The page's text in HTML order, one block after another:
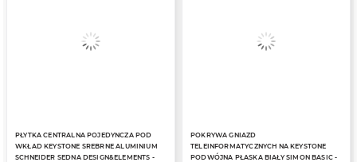
PŁYTKA CENTRALNA POJEDYNCZA POD
WKŁAD KEYSTONE SREBRNE ALUMINIUM
SCHNEIDER SEDNA DESIGN&ELEMENTS -
POKRYWA GNIAZD
TELEINFORMATYCZNYCH NA KEYSTONE
PODWÓJNA PŁASKA BIAŁY SIMON BASIC -